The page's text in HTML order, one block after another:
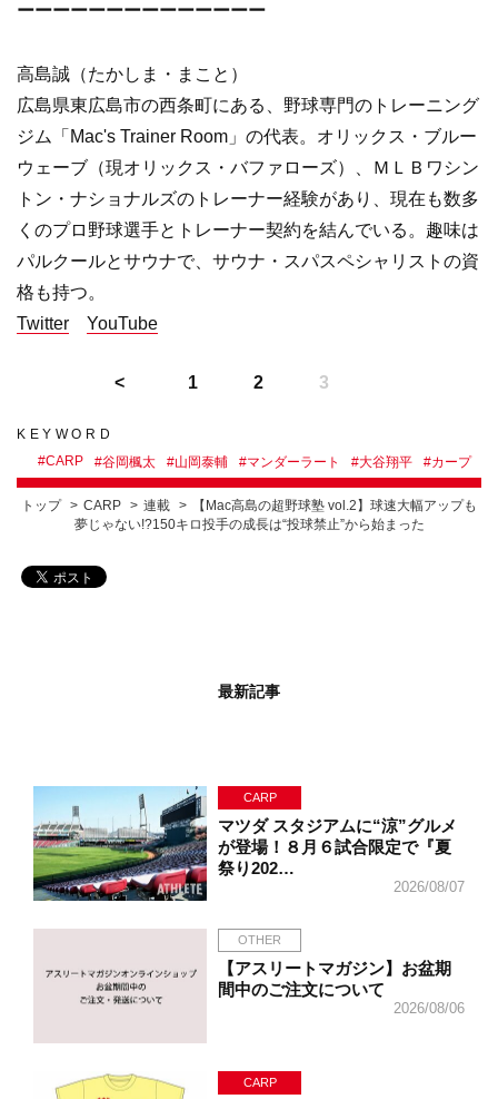
ーーーーーーーーーーーーーー
高島誠（たかしま・まこと）
広島県東広島市の西条町にある、野球専門のトレーニング
ジム「Mac's Trainer Room」の代表。オリックス・ブルー
ウェーブ（現オリックス・バファローズ）、ＭＬＢワシン
トン・ナショナルズのトレーナー経験があり、現在も数多
くのプロ野球選手とトレーナー契約を結んでいる。趣味は
パルクールとサウナで、サウナ・スパスペシャリストの資
格も持つ。
Twitter
YouTube
1 2 3
KEYWORD
#CARP #谷岡楓太 #山岡泰輔 #マンダーラート #大谷翔平 #カープ
トップ CARP 連載
【Mac高島の超野球塾 vol.2】球速大幅アップも
夢じゃない!?150キロ投手の成長は“投球禁止”から始まった
最新記事
CARP
マツダ スタジアムに“涼”グルメ
が登場！８月６試合限定で『夏
祭り202…
2026/08/07
OTHER
【アスリートマガジン】お盆期
間中のご注文について
2026/08/06
CARP